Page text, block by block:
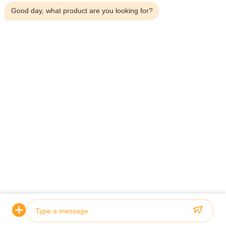
Kebijakan PrivasiCina Kualitas Baik timbangan multihead Pemasok. Hak
cipta © 2020-2026 GUANGDONG TOUPACK INTELLIGENT EQUIPMENT
CO., LTD . Seluruh hak cipta.
Good day, what product are you looking for?